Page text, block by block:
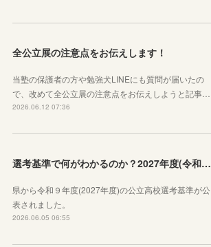
全公立展の注意点をお伝えします！
当塾の保護者の方や勉強犬LINEにも質問が届いたの
で、改めて全公立展の注意点をお伝えしようと記事…
2026.06.12 07:36
選考基準で何がわかるのか？2027年度(令和９年度)神奈川県公立高校選考基準が公表されたので見方から説明します！
県から令和９年度(2027年度)の公立高校選考基準が公
表されました。
2026.06.05 06:55